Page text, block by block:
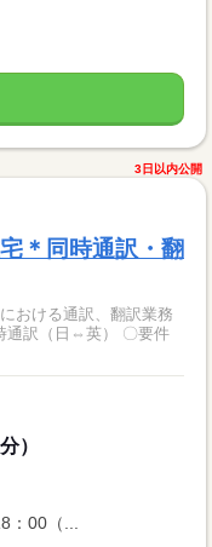
3日以内公開
＊同時通訳・翻
おける通訳、翻訳業務
通訳（日⇔英） 〇要件
）
00（...